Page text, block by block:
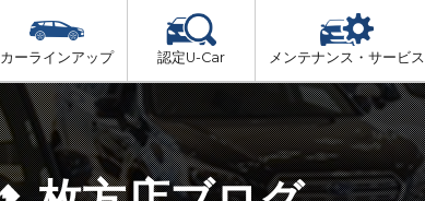
大阪府北部
大阪府市内
カーラインアップ 認定U-Car メンテナンス・サービス
車検（法定24か月点検）
法定 12ヶ月 点検